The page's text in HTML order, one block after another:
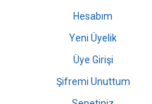
Hesabım
Yeni Üyelik
Üye Girişi
Şifremi Unuttum